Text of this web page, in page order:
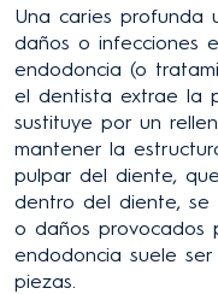
Una caries profunda
daños o infecciones
endodoncia (o
el dentista extrae la
sustituye por un
mantener la
pulpar del diente,
dentro del diente,
o daños provocados
endodoncia suele
piezas.